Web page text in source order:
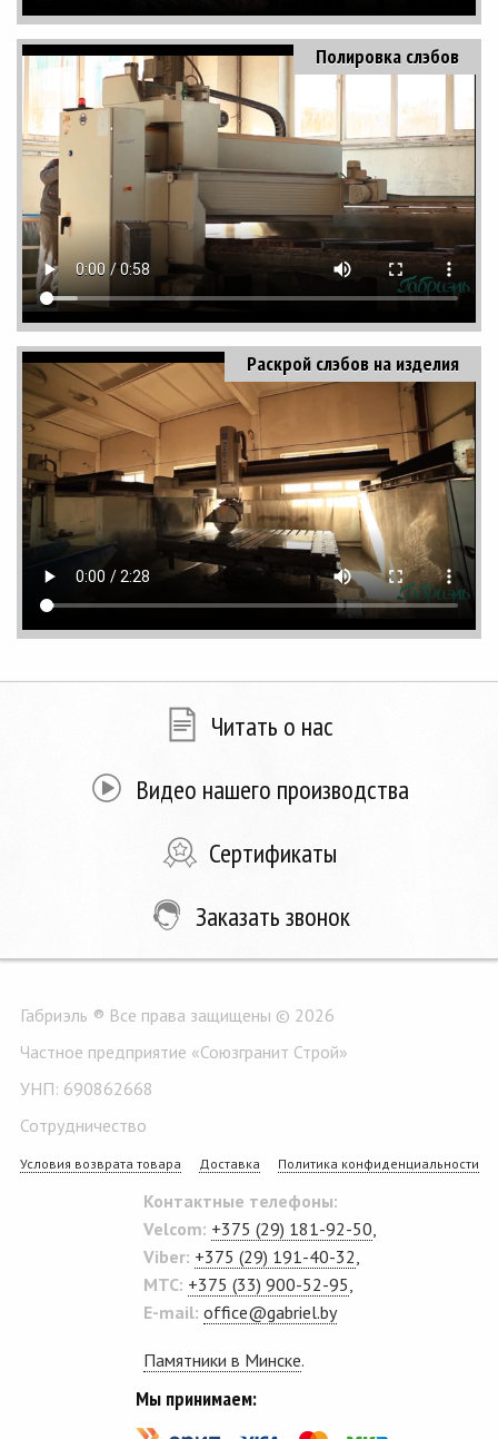
Полировка слэбов
Раскрой слэбов на изделия
Читать о нас
Видео нашего производства
Сертификаты
Заказать звонок
Габриэль ® Все права защищены © 2026
Частное предприятие «Союзгранит Строй»
УНП: 690862668
Сотрудничество
Условия возврата товара Доставка Политика конфиденциальности
Контактные телефоны:
Velcom: +375 (29) 181-92-50
Viber: +375 (29) 191-40-32
MTC: +375 (33) 900-52-95
E-mail: office@gabriel.by
Памятники в Минске.
Мы принимаем: